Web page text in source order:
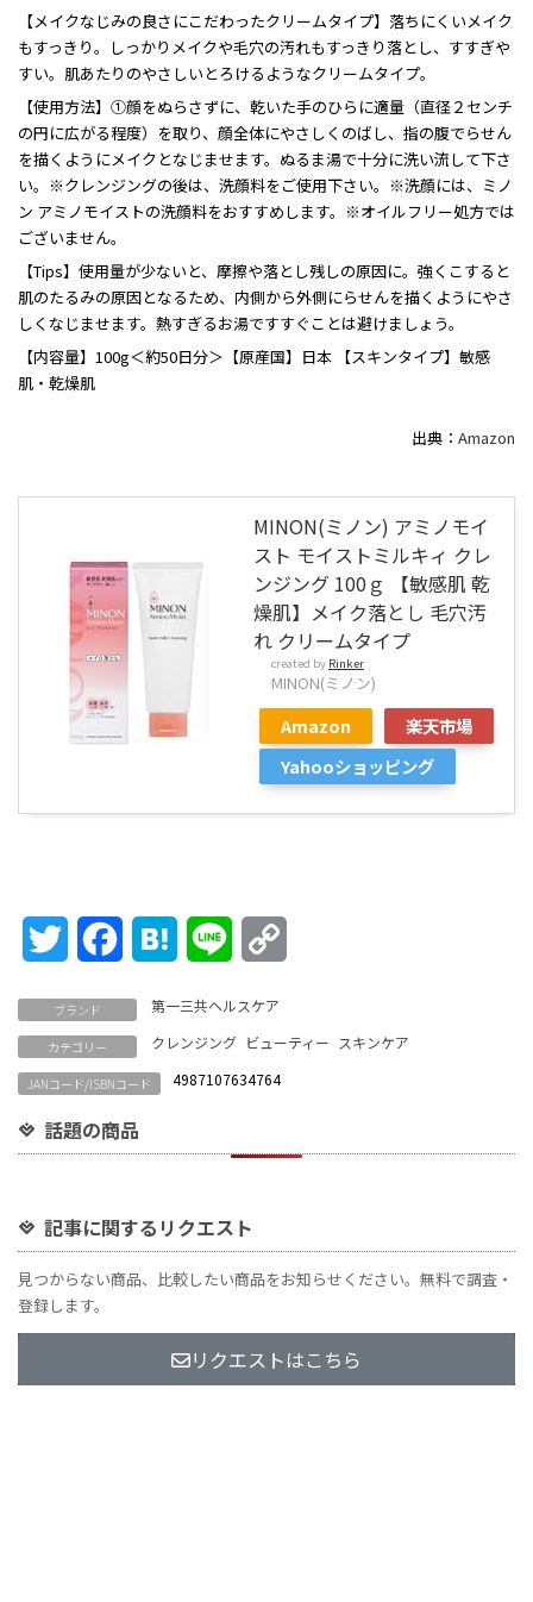
【メイクなじみの良さにこだわったクリームタイプ】落ちにくいメイク
もすっきり。しっかりメイクや毛穴の汚れもすっきり落とし、すすぎや
すい。肌あたりのやさしいとろけるようなクリームタイプ。
【使用方法】①顔をぬらさずに、乾いた手のひらに適量（直径２センチ
の円に広がる程度）を取り、顔全体にやさしくのばし、指の腹でらせん
を描くようにメイクとなじませます。ぬるま湯で十分に洗い流して下さ
い。※クレンジングの後は、洗顔料をご使用下さい。※洗顔には、ミノ
ン アミノモイストの洗顔料をおすすめします。※オイルフリー処方では
ございません。
【Tips】使用量が少ないと、摩擦や落とし残しの原因に。強くこすると
肌のたるみの原因となるため、内側から外側にらせんを描くようにやさ
しくなじませます。熱すぎるお湯ですすぐことは避けましょう。
【内容量】100g＜約50日分＞【原産国】日本 【スキンタイプ】敏感
肌・乾燥肌
出典： Amazon
MINON(ミノン) アミノモイ
スト モイストミルキィ クレ
ンジング 100ｇ 【敏感肌 乾
燥肌】メイク落とし 毛穴汚
れ クリームタイプ
created by Rinker
MINON(ミノン)
Amazon
楽天市場
Yahooショッピング
Twitter FacebookHatena Line
ブランド 第一三共ヘルスケア
カテゴリー クレンジング ビューティー スキンケア
JANコード/ISBNコード 4987107634764
話題の商品
記事に関するリクエスト
見つからない商品、比較したい商品をお知らせください。無料で調査・
登録します。
リクエストはこちら